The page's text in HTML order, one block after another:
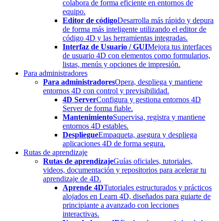
colabora de forma eficiente en entornos de
equipo.
Editor de códigoDesarrolla más rápido y depura
de forma más inteligente utilizando el editor de
código 4D y las herramientas integradas.
Interfaz de Usuario / GUIMejora tus interfaces
de usuario 4D con elementos como formularios,
listas, menús y opciones de impresión.
Para administradores
Para administradoresOpera, despliega y mantiene
entornos 4D con control y previsibilidad.
4D ServerConfigura y gestiona entornos 4D
Server de forma fiable.
MantenimientoSupervisa, registra y mantiene
entornos 4D estables.
DespliegueEmpaqueta, asegura y despliega
aplicaciones 4D de forma segura.
Rutas de aprendizaje
Rutas de aprendizajeGuías oficiales, tutoriales,
videos, documentación y repositorios para acelerar tu
aprendizaje de 4D.
Aprende 4DTutoriales estructurados y prácticos
alojados en Learn 4D, diseñados para guiarte de
principiante a avanzado con lecciones
interactivas.